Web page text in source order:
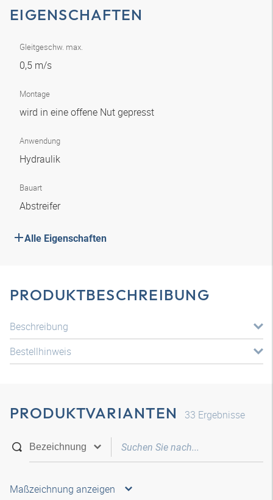
EIGENSCHAFTEN
Gleitgeschw. max.
0,5 m/s
Montage
wird in eine offene Nut gepresst
Anwendung
Hydraulik
Bauart
Abstreifer
Alle Eigenschaften
PRODUKTBESCHREIBUNG
Beschreibung
Bestellhinweis
PRODUKTVARIANTEN 33 Ergebnisse
Maßzeichnung anzeigen